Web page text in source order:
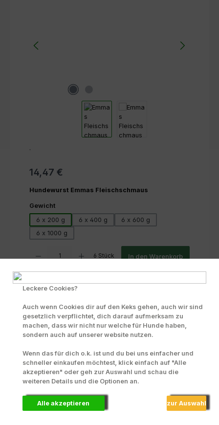
.
14,47 €
Hundewurst Emmas Fleischschmaus
Gewichtauswählen
6 x 200 g
6 x 400 g
6 x 600 g
6 x 1000 g
6 Stück In den Warenkorb
Produktnummer:70065
Beschreibung
Weil es gut tut, Gutes zu füttern! Hier handelt es sich um
eine reine Fleischmahlzeit aus Huhn, Truthahn und Ei,
Zusammensetzung
Leckere Cookies?
Auch wenn Cookies dir auf den Keks gehen, auch wir sind
gesetzlich verpflichtet, dich darauf aufmerksam zu
machen, dass wir nicht nur welche für Hunde haben,
sondern auch auf unserer website nutzen.
Wenn das für dich o.k. ist und du bei uns einfacher und
schneller einkaufen möchtest, klick einfach auf "Alle
akzeptieren" oder geh zur Auswahl und schau die
weiteren Details und die Optionen an.
Alle akzeptieren zur Auswahl